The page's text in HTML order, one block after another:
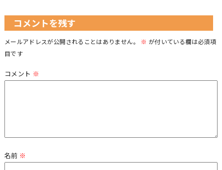
コメントを残す
メールアドレスが公開されることはありません。 ※ が付いている欄は必須項
目です
コメント ※
名前 ※